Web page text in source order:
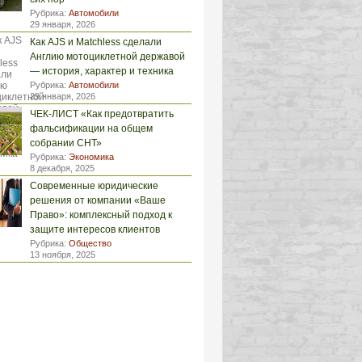
Рубрика: Автомобили
29 января, 2026
Как AJS и Matchless сделали
Англию мотоциклетной державой
— история, характер и техника
Рубрика: Автомобили
29 января, 2026
ЧЕК-ЛИСТ «Как предотвратить
фальсификации на общем
собрании СНТ»
Рубрика: Экономика
8 декабря, 2025
Современные юридические
решения от компании «Ваше
Право»: комплексный подход к
защите интересов клиентов
Рубрика: Общество
13 ноября, 2025